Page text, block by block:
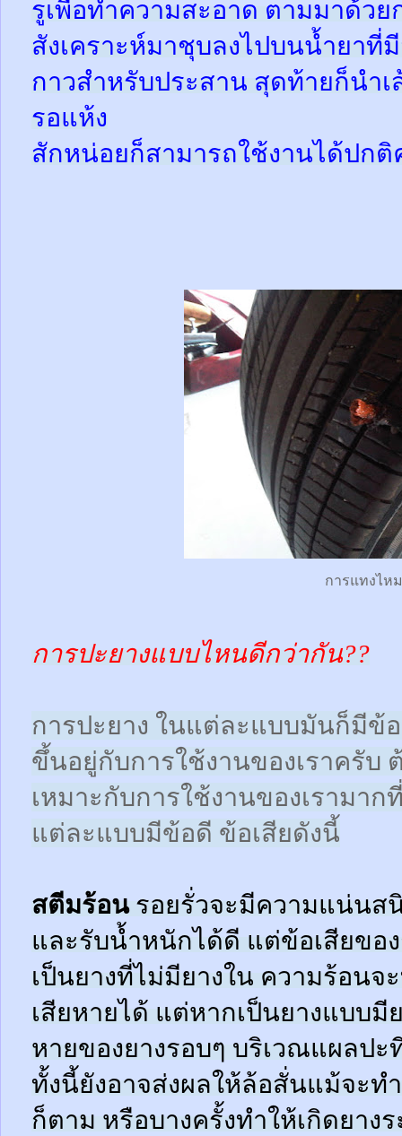
รูเพื่อทำความสะอาด ตามมาด้วย
สังเคราะห์มาชุบลงไปบนน้ำยาที่
กาวสำหรับประสาน สุดท้ายก็นำเ
รอแห้ง
สักหน่อยก็สามารถใช้งานได้ปกติ
การแทงไหม
การปะยางแบบไหนดีกว่ากัน??
การปะยาง ในแต่ละแบบมันก็มีข้
ขึ้นอยู่กับการใช้งานของเราครับ
เหมาะกับการใช้งานของเรามา
แต่ละแบบมีข้อดี ข้อเสียดังนี้
สตีมร้อนรอยรั่วจะมีความแน่นส
และรับน้ำหนักได้ดี แต่ข้อเสียขอ
เป็นยางที่ไม่มียางใน ความร้อนจ
เสียหายได้ แต่หากเป็นยางแบบมี
หายของยางรอบๆ บริเวณแผลป
ทั้งนี้ยังอาจส่งผลให้ล้อสั่นแม้จะท
ก็ตาม หรือบางครั้งทำให้เกิดยา